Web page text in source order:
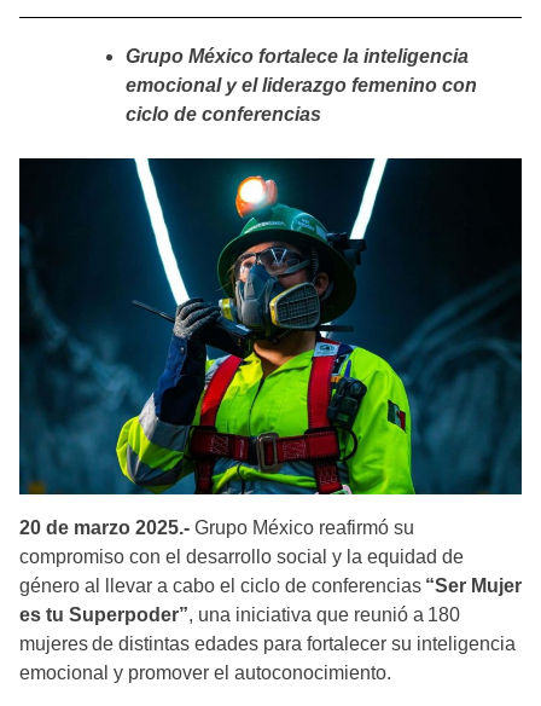
Grupo México fortalece la inteligencia
emocional y el liderazgo femenino con
ciclo de conferencias
20 de marzo 2025.- Grupo México reafirmó su
compromiso con el desarrollo social y la equidad de
género al llevar a cabo el ciclo de conferencias “Ser Mujer
es tu Superpoder”, una iniciativa que reunió a 180
mujeres de distintas edades para fortalecer su inteligencia
emocional y promover el autoconocimiento.